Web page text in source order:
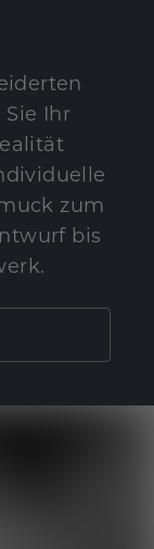
Ihr
zum
bis